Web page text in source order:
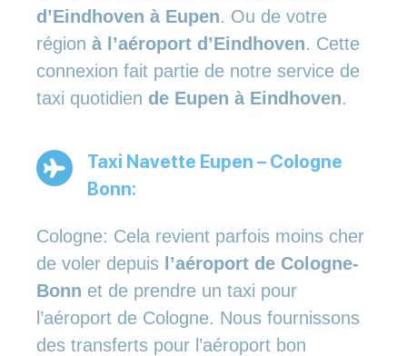
d’Eindhoven à Eupen. Ou de votre
région à l’aéroport d’Eindhoven. Cette
connexion fait partie de notre service de
taxi quotidien de Eupen à Eindhoven.
Taxi Navette Eupen – Cologne
Bonn:
Cologne: Cela revient parfois moins cher
de voler depuis l’aéroport de Cologne-
Bonn et de prendre un taxi pour
l’aéroport de Cologne. Nous fournissons
des transferts pour l’aéroport bon